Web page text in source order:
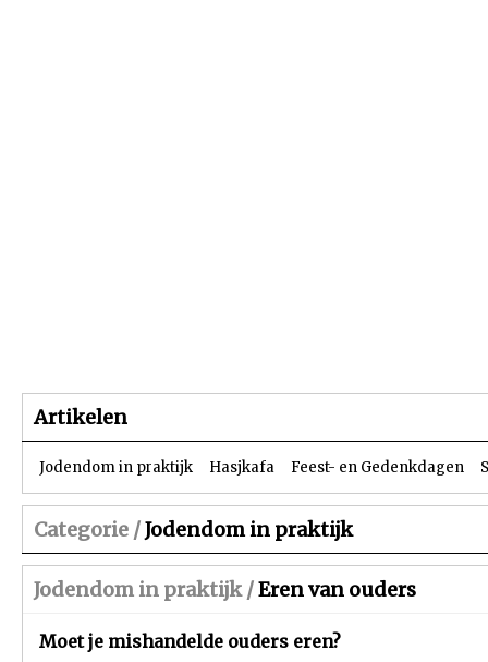
Artikelen
Jodendom in praktijk Hasjkafa Feest- en Gedenkdagen
Categorie /Jodendom in praktijk
Jodendom in praktijk /Eren van ouders
Moet je mishandelde ouders eren?